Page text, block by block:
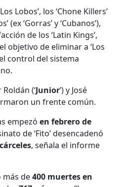
Lobos’, los ‘Chone Killers’
(ex ‘Gorras’ y ‘Cubanos’),
de los ‘Latin Kings’,
objetivo de eliminar a ‘Los
control del sistema
(‘Junior’) y José
un frente común.
empezóen febrero de
de ‘Fito’ desencadenó
, señala el informe
más de400 muertes en